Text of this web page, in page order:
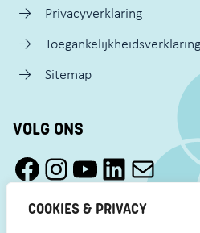
COOKIES & PRIVACY
Privacyverklaring
Toegankelijkheidsverklaring
Sitemap
VOLG ONS
Facebook Pact Zaandam OostInstagram Pact Zaandam OostYouTube Pact Zaandam OostLinkedIn
Mail